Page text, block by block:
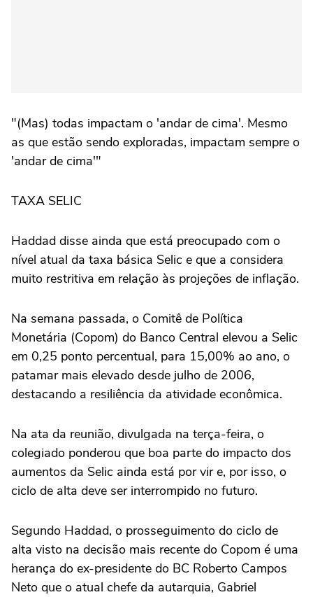
"(Mas) todas impactam o 'andar de cima'. Mesmo
as que estão sendo exploradas, impactam sempre o
'andar de cima'"
TAXA SELIC
Haddad disse ainda que está preocupado com o
nível atual da taxa básica Selic e que a considera
muito restritiva em relação às projeções de inflação.
Na semana passada, o Comitê de Política
Monetária (Copom) do Banco Central elevou a Selic
em 0,25 ponto percentual, para 15,00% ao ano, o
patamar mais elevado desde julho de 2006,
destacando a resiliência da atividade econômica.
Na ata da reunião, divulgada na terça-feira, o
colegiado ponderou que boa parte do impacto dos
aumentos da Selic ainda está por vir e, por isso, o
ciclo de alta deve ser interrompido no futuro.
Segundo Haddad, o prosseguimento do ciclo de
alta visto na decisão mais recente do Copom é uma
herança do ex-presidente do BC Roberto Campos
Neto que o atual chefe da autarquia, Gabriel